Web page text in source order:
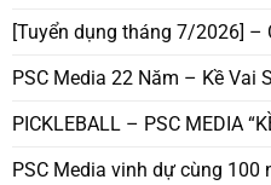
[Tuyển dụng tháng 7/2026] –
PSC Media 22 Năm – Kề Vai
PICKLEBALL – PSC MEDIA
PSC Media vinh dự cùng 100